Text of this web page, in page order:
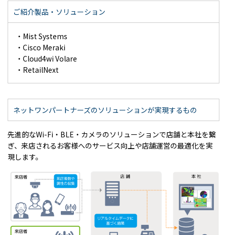
ご紹介製品・ソリューション
・Mist Systems
・Cisco Meraki
・Cloud4wi Volare
・RetailNext
ネットワンパートナーズのソリューションが実現するもの
先進的なWi-Fi・BLE・カメラのソリューションで店舗と本社を繋
ぎ、来店されるお客様へのサービス向上や店舗運営の最適化を実
現します。